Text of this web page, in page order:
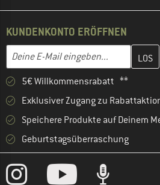
KUNDENKONTO ERÖFFNEN
E-Mail-Adresse
Gib hier deine E-Mail-Adresse ein
5€ Willkommensrabatt **
Exklusiver Zugang zu
Speichere Produkte auf Deinem
Geburtstagsüberraschung